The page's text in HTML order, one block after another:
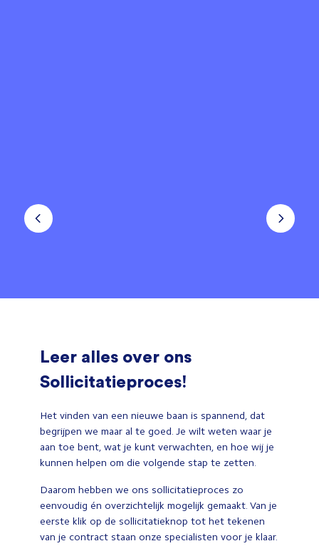
Leer alles over ons
Sollicitatieproces!
Het vinden van een nieuwe baan is spannend, dat
begrijpen we maar al te goed. Je wilt weten waar je
aan toe bent, wat je kunt verwachten, en hoe wij je
kunnen helpen om die volgende stap te zetten.
Daarom hebben we ons sollicitatieproces zo
eenvoudig én overzichtelijk mogelijk gemaakt. Van je
eerste klik op de sollicitatieknop tot het tekenen
van je contract staan onze specialisten voor je klaar.